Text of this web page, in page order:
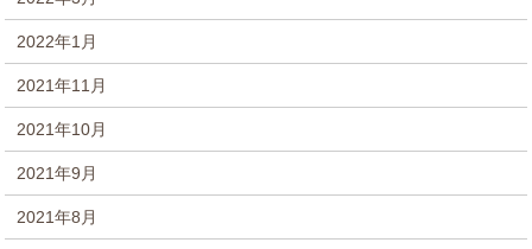
2022年1月
2021年11月
2021年10月
2021年9月
2021年8月